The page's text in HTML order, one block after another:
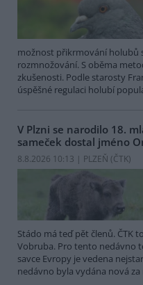
možnost přikrmování holubů
rozmnožování. S oběma
zkušenosti. Podle starosty
úspěšné regulaci holubí
V Plzni se narodilo 18.
sameček dostal jméno
8.8.2026 10:13 | PLZEŇ (ČTK)
Stádo má teď pět členů. ČTK
Vobruba. Pro tento nedávno
savce Evropy je vedena
nedávno byla vydána nová za